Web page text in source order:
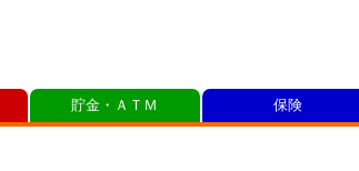
貯金・ＡＴＭ 保険